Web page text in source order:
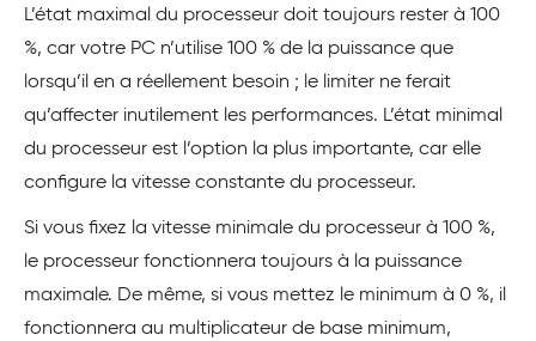
L’état maximal du processeur doit toujours rester à 100
%, car votre PC n’utilise 100 % de la puissance que
lorsqu’il en a réellement besoin ; le limiter ne ferait
qu’affecter inutilement les performances. L’état minimal
du processeur est l’option la plus importante, car elle
configure la vitesse constante du processeur.
Si vous fixez la vitesse minimale du processeur à 100 %,
le processeur fonctionnera toujours à la puissance
maximale. De même, si vous mettez le minimum à 0 %, il
fonctionnera au multiplicateur de base minimum,